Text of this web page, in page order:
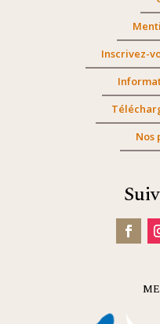
Inscrivez-
Nos